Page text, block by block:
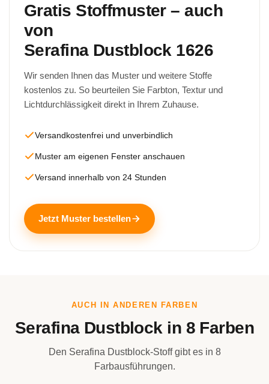
Gratis Stoffmuster – auch
von
Serafina Dustblock 1626
Wir senden Ihnen das Muster und weitere Stoffe
kostenlos zu. So beurteilen Sie Farbton, Textur und
Lichtdurchlässigkeit direkt in Ihrem Zuhause.
Versandkostenfrei und unverbindlich
Muster am eigenen Fenster anschauen
Versand innerhalb von 24 Stunden
Jetzt Muster bestellen
AUCH IN ANDEREN FARBEN
Serafina Dustblock in 8 Farben
Den Serafina Dustblock-Stoff gibt es in 8
Farbausführungen.